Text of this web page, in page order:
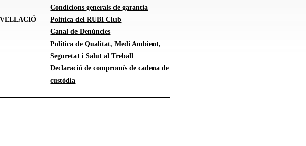
Condicions generals de garantia
Política del RUBI Club
Canal de Denúncies
Política de Qualitat, Medi Ambient,
Seguretat i Salut al Treball
Declaració de compromís de cadena de
custòdia